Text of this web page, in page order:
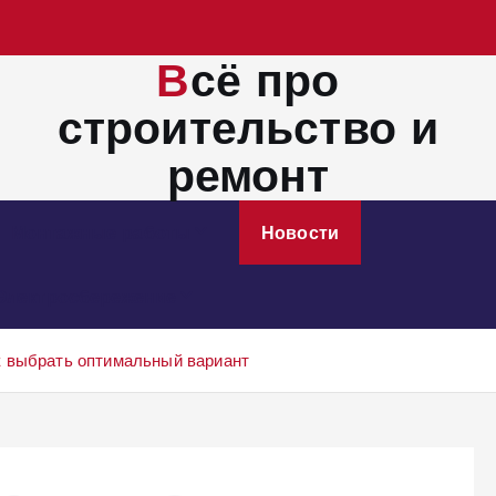
Всё про
строительство и
ремонт
Новости
оптимальный вариант